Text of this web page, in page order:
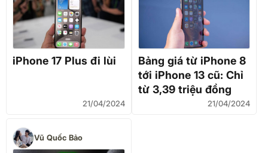
iPhone 17 Plus đi lùi
21/04/2024
Bảng giá từ iPhone 8
tới iPhone 13 cũ: Chỉ
từ 3,39 triệu đồng
21/04/2024
Vũ Quốc Bảo